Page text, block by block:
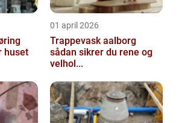
01 april 2026
Trappevask aalborg
sådan sikrer du rene og
velhol...